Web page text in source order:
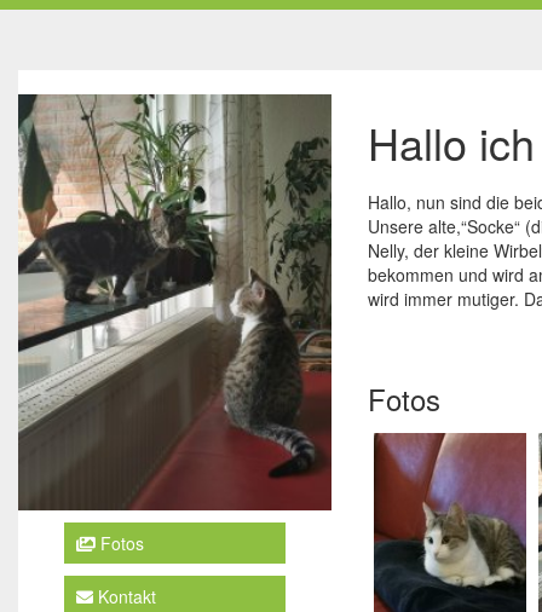
Fotos
Kontakt
Hallo
Hallo, nun sind die
Unsere alte,“Socke“
Nelly, der kleine
bekommen und wird
wird immer mutiger.
Fotos